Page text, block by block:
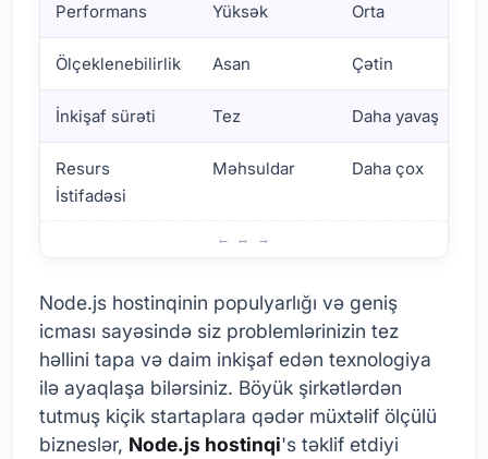
Performans Yüksək Orta
Ölçeklenebilirlik Asan Çətin
İnkişaf sürəti Tez Daha yavaş
Resurs
İstifadəsi
Məhsuldar Daha çox
Node.js hostinqinin populyarlığı və geniş
icması sayəsində siz problemlərinizin tez
həllini tapa və daim inkişaf edən texnologiya
ilə ayaqlaşa bilərsiniz. Böyük şirkətlərdən
tutmuş kiçik startaplara qədər müxtəlif ölçülü
bizneslər, Node.js hostinqi's təklif etdiyi